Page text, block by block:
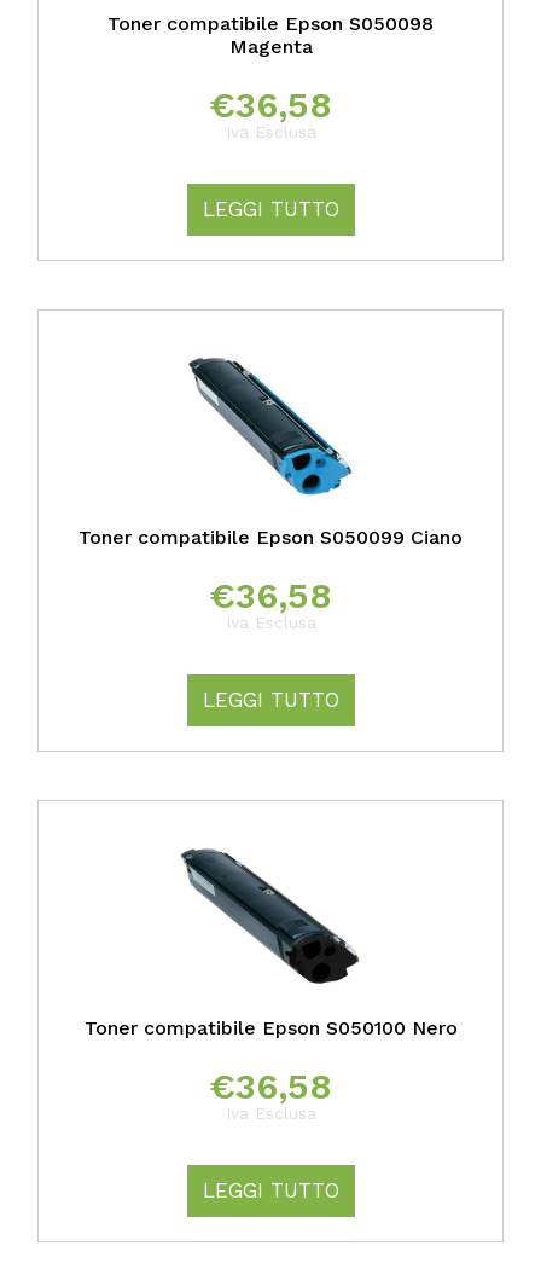
Toner compatibile Epson S050098
Magenta
€36,58
Iva Esclusa
LEGGI TUTTO
Toner compatibile Epson S050099 Ciano
€36,58
Iva Esclusa
LEGGI TUTTO
Toner compatibile Epson S050100 Nero
€36,58
Iva Esclusa
LEGGI TUTTO